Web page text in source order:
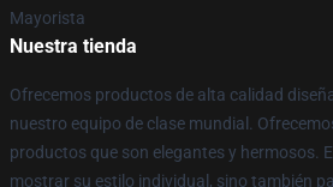
Mayorista
Nuestra tienda
Ofrecemos productos de alta calidad
nuestro equipo de clase mundial.
productos que son elegantes y hermosos.
mostrar su estilo individual, sino también